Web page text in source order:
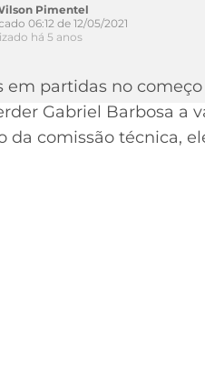
Pimentel
06:12 de 12/05/2021
há 5 anos
em partidas no
Gabriel Barbosa a
da comissão técnica,